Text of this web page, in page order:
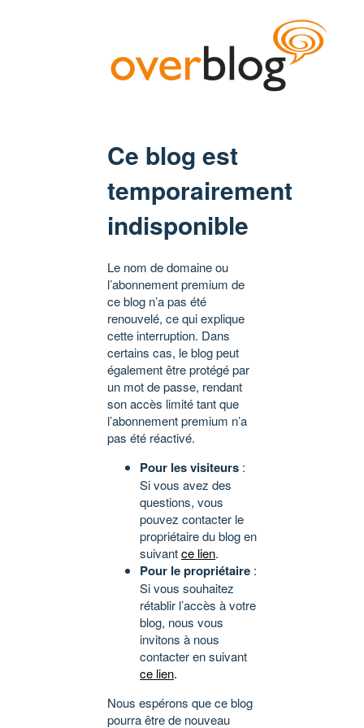
Ce blog est
temporairement
indisponible
Le nom de domaine ou
l’abonnement premium de
ce blog n’a pas été
renouvelé, ce qui explique
cette interruption. Dans
certains cas, le blog peut
également être protégé par
un mot de passe, rendant
son accès limité tant que
l’abonnement premium n’a
pas été réactivé.
Pour les visiteurs :
Si vous avez des
questions, vous
pouvez contacter le
propriétaire du blog en
suivantce lien.
Pour le propriétaire :
Si vous souhaitez
rétablir l’accès à votre
blog, nous vous
invitons à nous
contacter en suivant
ce lien.
Nous espérons que ce blog
pourra être de nouveau